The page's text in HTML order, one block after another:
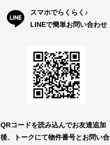
スマホでらくらく♪
LINEで簡単お問い合わせ
QRコードを読み込んでお友達追加
後、トークにて物件番号とお問い合